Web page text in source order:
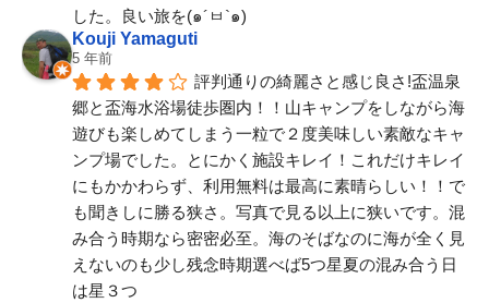
した。良い旅を(๑´ㅂ`๑)
Kouji Yamaguti
5 年前
評判通りの綺麗さと感じ良さ!盃温泉
郷と盃海水浴場徒歩圏内！！山キャンプをしながら海
遊びも楽しめてしまう一粒で２度美味しい素敵なキャ
ンプ場でした。とにかく施設キレイ！これだけキレイ
にもかかわらず、利用無料は最高に素晴らしい！！で
も聞きしに勝る狭さ。写真で見る以上に狭いです。混
み合う時期なら密密必至。海のそばなのに海が全く見
えないのも少し残念時期選べば5つ星夏の混み合う日
は星３つ